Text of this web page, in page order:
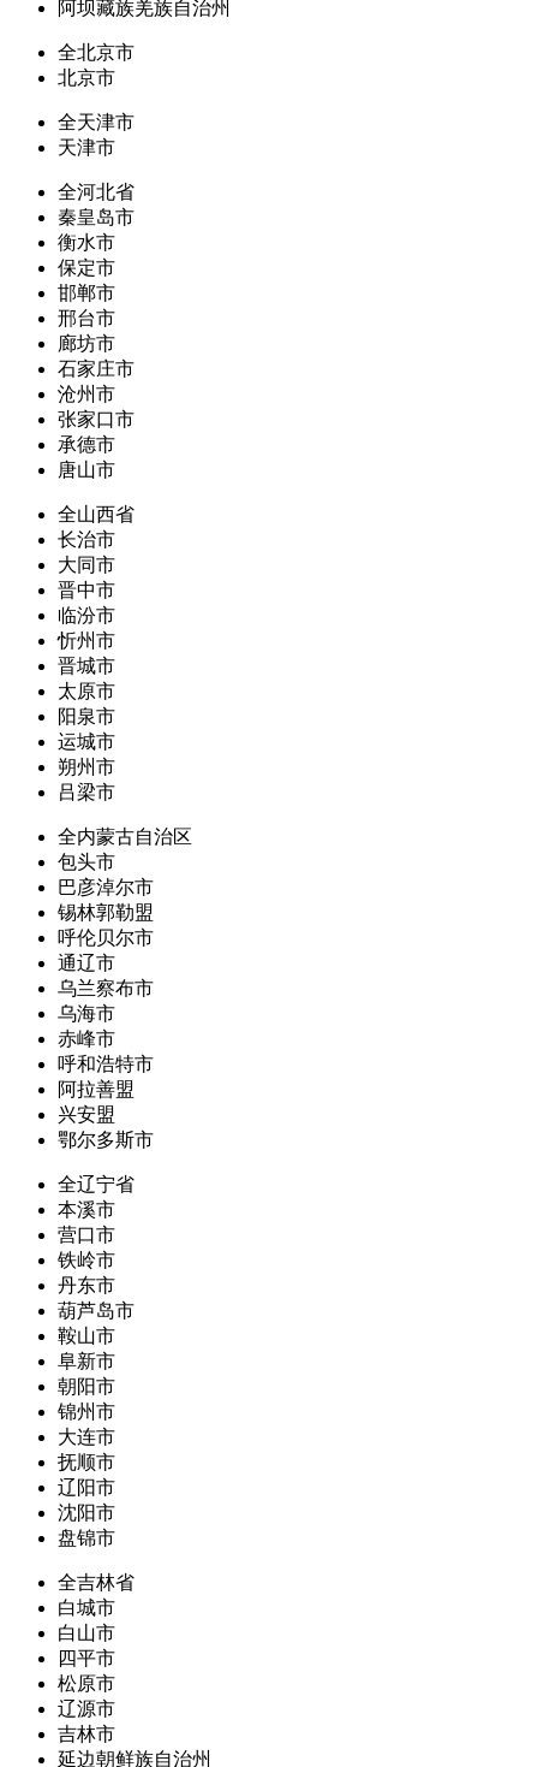
阿坝藏族羌族自治州
全北京市
北京市
全天津市
天津市
全河北省
秦皇岛市
衡水市
保定市
邯郸市
邢台市
廊坊市
石家庄市
沧州市
张家口市
承德市
唐山市
全山西省
长治市
大同市
晋中市
临汾市
忻州市
晋城市
太原市
阳泉市
运城市
朔州市
吕梁市
全内蒙古自治区
包头市
巴彦淖尔市
锡林郭勒盟
呼伦贝尔市
通辽市
乌兰察布市
乌海市
赤峰市
呼和浩特市
阿拉善盟
兴安盟
鄂尔多斯市
全辽宁省
本溪市
营口市
铁岭市
丹东市
葫芦岛市
鞍山市
阜新市
朝阳市
锦州市
大连市
抚顺市
辽阳市
沈阳市
盘锦市
全吉林省
白城市
白山市
四平市
松原市
辽源市
吉林市
延边朝鲜族自治州